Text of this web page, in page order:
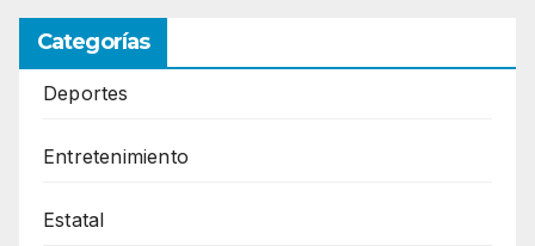
Categorías
Deportes
Entretenimiento
Estatal